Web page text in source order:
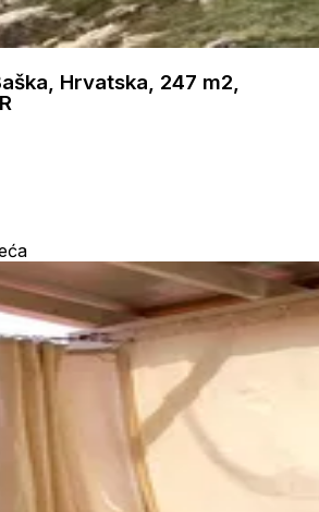
Hrvatska, 247 m2,